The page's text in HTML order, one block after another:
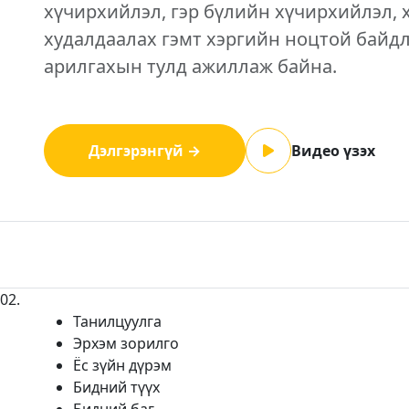
хүчирхийлэл, гэр бүлийн хүчирхийлэл,
худалдаалах гэмт хэргийн ноцтой
арилгахын тулд ажиллаж байна.
Дэлгэрэнгүй → Видео үзэх
02.
Танилцуулга
Эрхэм зорилго
Ёс зүйн дүрэм
Бидний түүх